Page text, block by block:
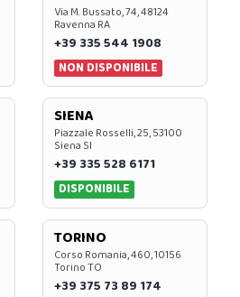
Via M. Bussato, 74, 48124
Ravenna RA
+39 335 544 1908
NON DISPONIBILE
SIENA
Piazzale Rosselli, 25, 53100
Siena SI
+39 335 528 6171
DISPONIBILE
TORINO
Corso Romania, 460, 10156
Torino TO
+39 375 73 89 174